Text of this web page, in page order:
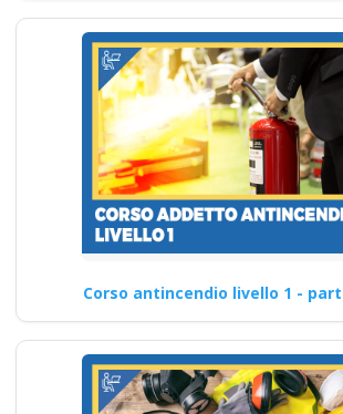
Corso antincendio livello 1 -